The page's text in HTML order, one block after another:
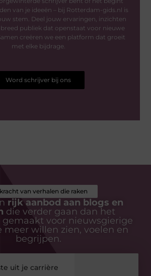
van je ideeën – bij Rotterdam-gids.nl is
stem. Deel jouw ervaringen, inzichten
publiek dat openstaat voor nieuwe
creëren we een platform dat groeit
met elke bijdrage.
Word schrijver bij ons
van verhalen die raken
rijk aanbod aan blogs en
die verder gaan dan het
gemaakt voor nieuwsgierige
meer willen zien, voelen en
begrijpen.
uit je carrière